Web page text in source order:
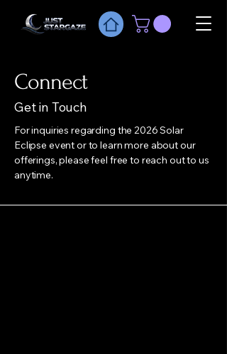
Connect
Get in Touch
For inquiries regarding the 2026 Solar
Eclipse event or to learn more about our
offerings, please feel free to reach out to us
anytime.